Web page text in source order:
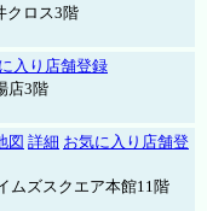
クロス3階
入り店舗登録
店3階
図 詳細 お気に入り店舗登
ムズスクエア本館11階